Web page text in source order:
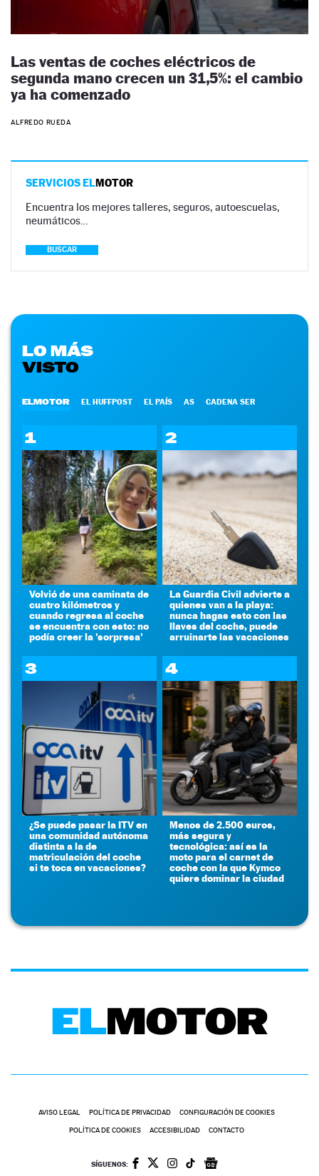
Las ventas de coches eléctricos de
segunda mano crecen un 31,5%: el cambio
ya ha comenzado
ALFREDO RUEDA
SERVICIOS ELMOTOR
Encuentra los mejores talleres, seguros, autoescuelas,
neumáticos…
BUSCAR
LO MÁS
VISTO
ELMOTOR EL HUFFPOST EL PAÍS AS CADENA SER
1
Volvió de una caminata de
cuatro kilómetros y
cuando regresa al coche
se encuentra con esto: no
podía creer la 'sorpresa'
2
La Guardia Civil advierte a
quienes van a la playa:
nunca hagas esto con las
llaves del coche, puede
arruinarte las vacaciones
3
¿Se puede pasar la ITV en
una comunidad autónoma
distinta a la de
matriculación del coche
si te toca en vacaciones?
4
Menos de 2.500 euros,
más segura y
tecnológica: así es la
moto para el carnet de
coche con la que Kymco
quiere dominar la ciudad
AVISO LEGAL POLÍTICA DE PRIVACIDAD CONFIGURACIÓN DE COOKIES
POLÍTICA DE COOKIES ACCESIBILIDAD CONTACTO
SÍGUENOS: